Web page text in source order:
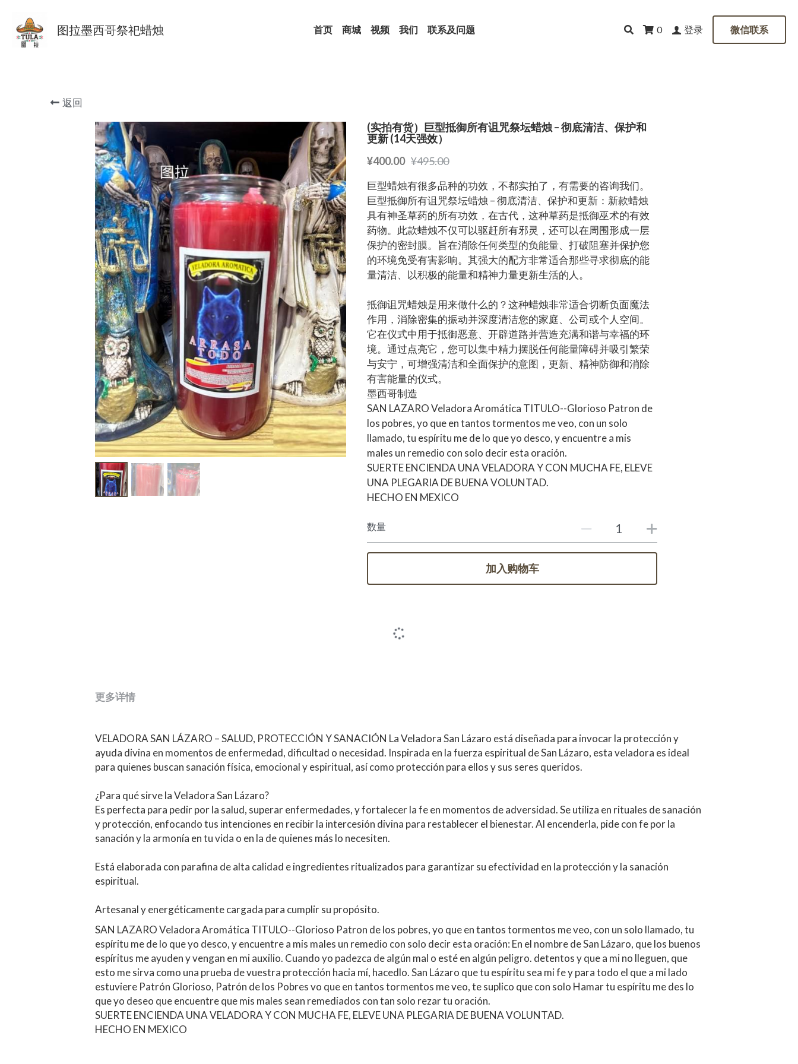
图拉墨西哥祭祀蜡烛 首页 商城 视频 我们 联系及问题 0 登录 微信联系
返回
(实拍有货）巨型抵御所有诅咒祭坛蜡烛 – 彻底清洁、保护和
更新 (14天强效）
¥400.00 ¥495.00
巨型蜡烛有很多品种的功效，不都实拍了，有需要的咨询我们。
巨型抵御所有诅咒祭坛蜡烛 – 彻底清洁、保护和更新：新款蜡烛
具有神圣草药的所有功效，在古代，这种草药是抵御巫术的有效
药物。此款蜡烛不仅可以驱赶所有邪灵，还可以在周围形成一层
保护的密封膜。旨在消除任何类型的负能量、打破阻塞并保护您
的环境免受有害影响。其强大的配方非常适合那些寻求彻底的能
量清洁、以积极的能量和精神力量更新生活的人。
抵御诅咒蜡烛是用来做什么的？这种蜡烛非常适合切断负面魔法
作用，消除密集的振动并深度清洁您的家庭、公司或个人空间。
它在仪式中用于抵御恶意、开辟道路并营造充满和谐与幸福的环
境。通过点亮它，您可以集中精力摆脱任何能量障碍并吸引繁荣
与安宁，可增强清洁和全面保护的意图，更新、精神防御和消除
有害能量的仪式。
墨西哥制造
SAN LAZARO Veladora Aromática TITULO--Glorioso Patron de
los pobres, yo que en tantos tormentos me veo, con un solo
llamado, tu espíritu me de lo que yo desco, y encuentre a mis
males un remedio con solo decir esta oración.
SUERTE ENCIENDA UNA VELADORA Y CON MUCHA FE, ELEVE
UNA PLEGARIA DE BUENA VOLUNTAD.
HECHO EN MEXICO
数量
加入购物车
para quienes buscan sanación física, emocional y espiritual, así como protección para ellos y sus seres queridos.
¿Para qué sirve la Veladora San Lázaro?
Es perfecta para pedir por la salud, superar enfermedades, y fortalecer la fe en momentos de adversidad. Se utiliza en rituales de sanación
y protección, enfocando tus intenciones en recibir la intercesión divina para restablecer el bienestar. Al encenderla, pide con fe por la
sanación y la armonía en tu vida o en la de quienes más lo necesiten.
Está elaborada con parafina de alta calidad e ingredientes ritualizados para garantizar su efectividad en la protección y la sanación
espiritual.
Artesanal y energéticamente cargada para cumplir su propósito.
SAN LAZARO Veladora Aromática TITULO--Glorioso Patron de los pobres, yo que en tantos tormentos me veo, con un solo llamado, tu
espíritu me de lo que yo desco, y encuentre a mis males un remedio con solo decir esta oración: En el nombre de San Lázaro, que los buenos
esto me sirva como una prueba de vuestra protección hacia mí, hacedlo. San Lázaro que tu espíritu sea mi fe y para todo el que a mi lado
que yo deseo que encuentre que mis males sean remediados con tan solo rezar tu oración.
SUERTE ENCIENDA UNA VELADORA Y CON MUCHA FE, ELEVE UNA PLEGARIA DE BUENA VOLUNTAD.
HECHO EN MEXICO